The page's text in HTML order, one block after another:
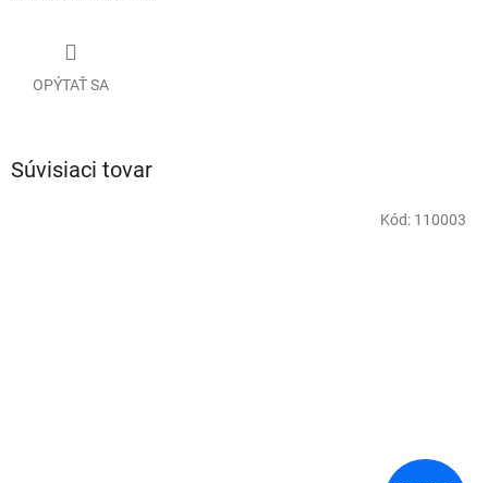
OPÝTAŤ SA
Súvisiaci tovar
Kód: 110003